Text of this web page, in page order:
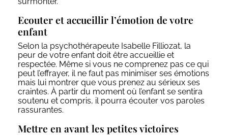
Ecouter et accueillir l’émotion de votre
enfant
Selon la psychothérapeute Isabelle Filliozat, la
peur de votre enfant doit être accueillie et
respectée. Même si vous ne comprenez pas ce qui
peut l’effrayer, il ne faut pas minimiser ses émotions
mais lui montrer que vous prenez au sérieux ses
craintes. À partir du moment où l’enfant se sentira
soutenu et compris, il pourra écouter vos paroles
rassurantes.
Mettre en avant les petites victoires